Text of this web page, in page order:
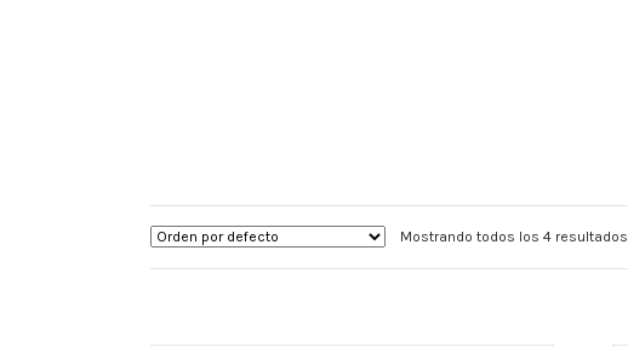
Mostrando todos los 4 resultados